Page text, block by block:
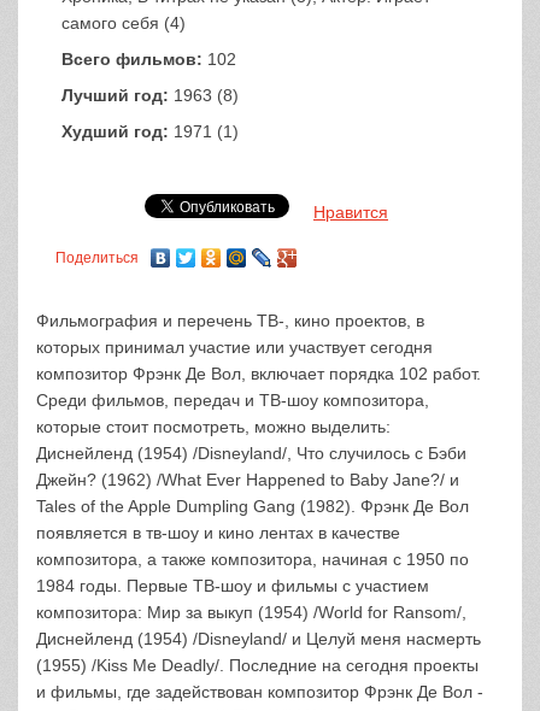
самого себя (4)
Всего фильмов: 102
Лучший год: 1963 (8)
Худший год: 1971 (1)
Нравится
Поделиться
Фильмография и перечень ТВ-, кино проектов, в
которых принимал участие или участвует сегодня
композитор Фрэнк Де Вол, включает порядка 102 работ.
Среди фильмов, передач и ТВ-шоу композитора,
которые стоит посмотреть, можно выделить:
Диснейленд (1954) /Disneyland/, Что случилось с Бэби
Джейн? (1962) /What Ever Happened to Baby Jane?/ и
Tales of the Apple Dumpling Gang (1982). Фрэнк Де Вол
появляется в тв-шоу и кино лентах в качестве
композитора, а также композитора, начиная с 1950 по
1984 годы. Первые ТВ-шоу и фильмы с участием
композитора: Мир за выкуп (1954) /World for Ransom/,
Диснейленд (1954) /Disneyland/ и Целуй меня насмерть
(1955) /Kiss Me Deadly/. Последние на сегодня проекты
и фильмы, где задействован композитор Фрэнк Де Вол -